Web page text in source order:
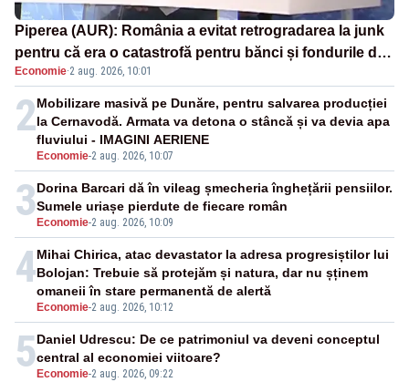
Piperea (AUR): România a evitat retrogradarea la junk
pentru că era o catastrofă pentru bănci și fondurile de
pensii
Economie·2 aug. 2026, 10:01
2
Economie-2 aug. 2026, 10:07
Mobilizare masivă pe Dunăre, pentru salvarea producției
la Cernavodă. Armata va detona o stâncă și va devia apa
fluviului - IMAGINI AERIENE
3 Economie-2 aug. 2026, 10:09
Dorina Barcari dă în vileag șmecheria înghețării pensiilor.
Sumele uriașe pierdute de fiecare român
4
Economie-2 aug. 2026, 10:12
Mihai Chirica, atac devastator la adresa progresiștilor lui
Bolojan: Trebuie să protejăm și natura, dar nu șținem
omaneii în stare permanentă de alertă
5 Economie-2 aug. 2026, 09:22
Daniel Udrescu: De ce patrimoniul va deveni conceptul
central al economiei viitoare?